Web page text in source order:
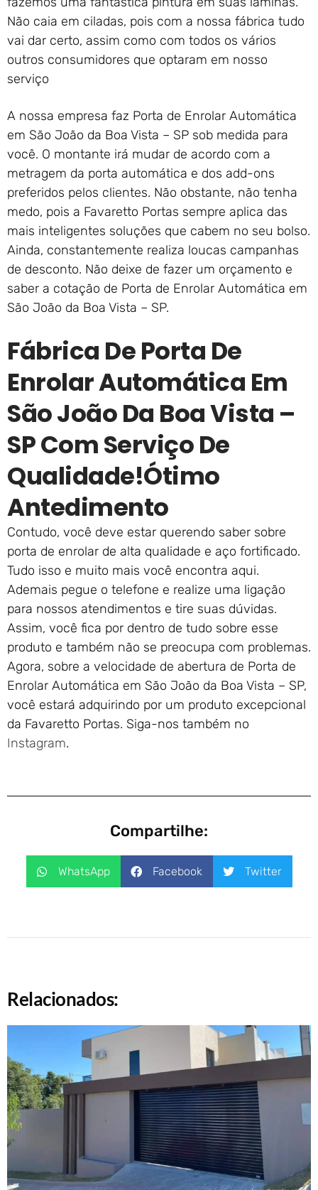
Não caia em ciladas, pois com a nossa fábrica tudo
vai dar certo, assim como com todos os vários
outros consumidores que optaram em nosso
serviço
A nossa empresa faz Porta de Enrolar Automática
em São João da Boa Vista – SP sob medida para
você. O montante irá mudar de acordo com a
metragem da porta automática e dos add-ons
preferidos pelos clientes. Não obstante, não tenha
medo, pois a Favaretto Portas sempre aplica das
mais inteligentes soluções que cabem no seu bolso.
Ainda, constantemente realiza loucas campanhas
de desconto. Não deixe de fazer um orçamento e
saber a cotação de Porta de Enrolar Automática em
São João da Boa Vista – SP.
Fábrica De Porta De
Enrolar Automática Em
São João Da Boa Vista –
SP Com Serviço De
Qualidade!ótimo
Antedimento
Contudo, você deve estar querendo saber sobre
porta de enrolar de alta qualidade e aço fortificado.
Tudo isso e muito mais você encontra aqui.
Ademais pegue o telefone e realize uma ligação
para nossos atendimentos e tire suas dúvidas.
Assim, você fica por dentro de tudo sobre esse
produto e também não se preocupa com problemas.
Agora, sobre a velocidade de abertura de Porta de
Enrolar Automática em São João da Boa Vista – SP,
você estará adquirindo por um produto excepcional
da Favaretto Portas. Siga-nos também no
Instagram.
Compartilhe:
WhatsApp Facebook Twitter
Relacionados: